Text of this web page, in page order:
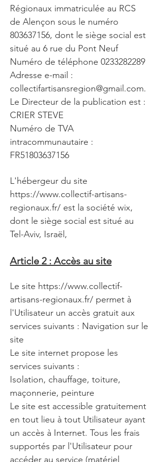
Régionaux immatriculée au RCS
de Alençon sous le numéro
803637156, dont le siège social est
situé au 6 rue du Pont Neuf
Numéro de téléphone 0233282289
Adresse e-mail :
collectifartisansregion@gmail.com.
Le Directeur de la publication est :
CRIER STEVE
Numéro de TVA
intracommunautaire :
FR51803637156
L'hébergeur du site
https://www.collectif-artisans-
regionaux.fr/ est la société wix,
dont le siège social est situé au
Tel-Aviv, Israël,
Article 2 : Accès au site
Le site https://www.collectif-
artisans-regionaux.fr/ permet à
l'Utilisateur un accès gratuit aux
services suivants : Navigation sur le
site
Le site internet propose les
services suivants :
Isolation, chauffage, toiture,
maçonnerie, peinture
Le site est accessible gratuitement
en tout lieu à tout Utilisateur ayant
un accès à Internet. Tous les frais
supportés par l'Utilisateur pour
accéder au service (matériel